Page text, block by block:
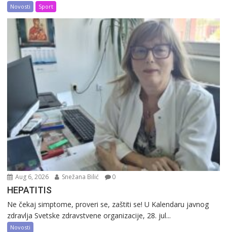
Novosti Sport
Aug 6, 2026 Snežana Bilić 0
HEPATITIS
Ne čekaj simptome, proveri se, zaštiti se! U Kalendaru javnog
zdravlja Svetske zdravstvene organizacije, 28. jul...
Novosti